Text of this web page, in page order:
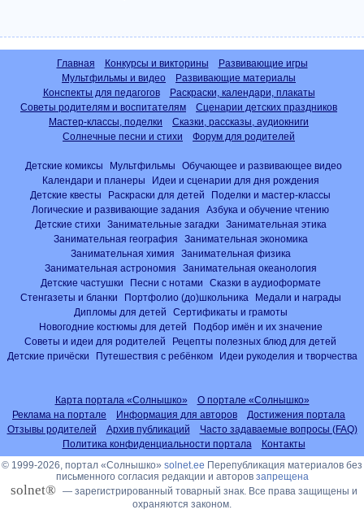
Главная Конкурсы и викторины
Развивающие игры
Мультфильмы и видео
Развивающие материалы
Конспекты для педагогов
Раскраски, календари, плакаты
Советы родителям и воспитателям
Сценарии детских праздников
Мастер-классы, поделки
Сказки, рассказы, аудиокниги
Солнечные песни и стихи
Форум для родителей
Детские комиксы Мультфильмы
Обучающее и развивающее видео
Календари и планеры
Идеи и сценарии для дня рождения
Детские квесты
Раскраски для детей
Поделки и мастер-классы
Логические и развивающие задания
Азбука и обучение чтению
Детские стихи
Занимательные загадки
Занимательная этика
Занимательная география
Занимательная экономика
Занимательная химия
Занимательная физика
Занимательная астрономия
Занимательная океанология
Детские частушки
Песни с нотами
Сказки в аудиоформате
Стенгазеты и бланки
Портфолио (до)школьника
Медали и награды
Дипломы для детей
Сертификаты и грамоты
Новогодние костюмы для детей
Подбор имён и их значение
Советы и идеи для родителей
Рецепты полезных блюд для детей
Детские причёски
Путешествия с ребёнком Идеи рукоделия и творчества
Карта портала «Солнышко»
О портале «Солнышко»
Реклама на портале
Информация для авторов
Достижения портала
Отзывы родителей
Архив публикаций
Часто задаваемые вопросы (FAQ)
Политика конфиденциальности портала
Контакты
© 1999-2026, портал «Солнышко» solnet.ee Перепубликация материалов без
письменного согласия редакции и авторов запрещена
solnet® — зарегистрированный товарный знак. Все права защищены и
охраняются законом.